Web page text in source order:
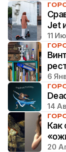
Jet
11
6
14
Как
20